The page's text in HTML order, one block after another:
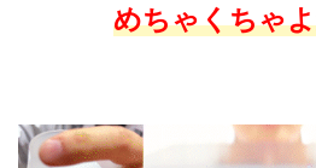
めちゃくちゃ